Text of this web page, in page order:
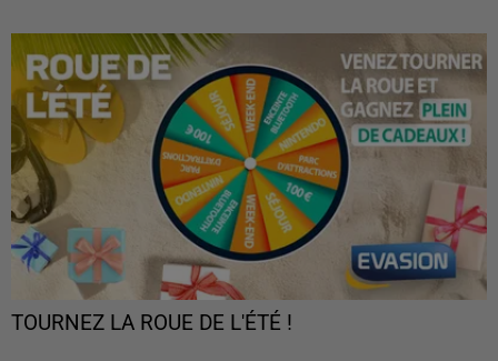
TOURNEZ LA ROUE DE L'ÉTÉ !